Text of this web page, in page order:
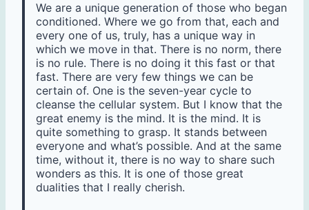
We are a unique generation of those who began
conditioned. Where we go from that, each and
every one of us, truly, has a unique way in
which we move in that. There is no norm, there
is no rule. There is no doing it this fast or that
fast. There are very few things we can be
certain of. One is the seven-year cycle to
cleanse the cellular system. But I know that the
great enemy is the mind. It is the mind. It is
quite something to grasp. It stands between
everyone and what’s possible. And at the same
time, without it, there is no way to share such
wonders as this. It is one of those great
dualities that I really cherish.